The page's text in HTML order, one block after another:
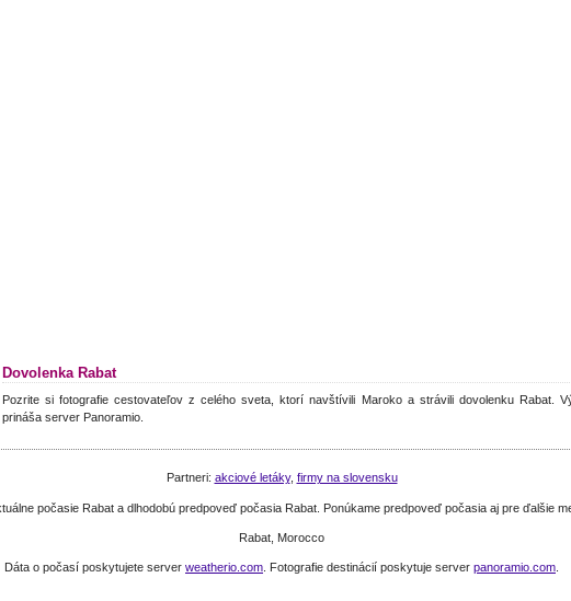
Dovolenka Rabat
Pozrite si fotografie cestovateľov z celého sveta, ktorí navštívili Maroko a strávili dovolenku Rabat.
prináša server Panoramio.
Partneri: akciové letáky, firmy na slovensku
počasie Rabat a dlhodobú predpoveď počasia Rabat. Ponúkame predpoveď počasia aj pre ďalšie
Rabat, Morocco
Dáta o počasí poskytujete server weatherio.com . Fotografie destinácií poskytuje server panoramio.com